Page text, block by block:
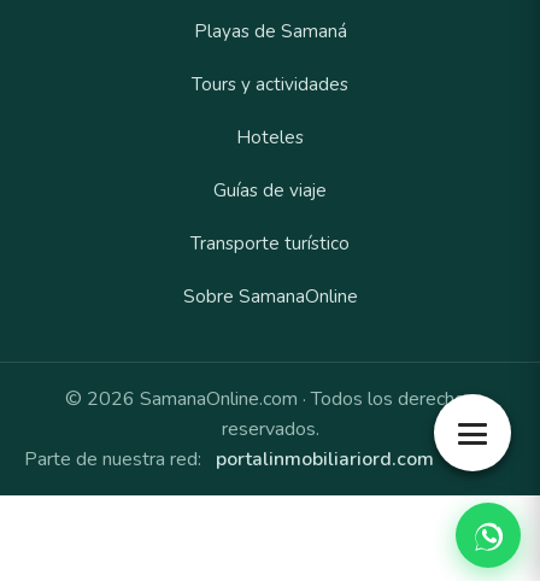
Playas de Samaná
Tours y actividades
Hoteles
Guías de viaje
Transporte turístico
Sobre SamanaOnline
© 2026 SamanaOnline.com · Todos los derechos
reservados.
Parte de nuestra red:
portalinmobiliariord.com